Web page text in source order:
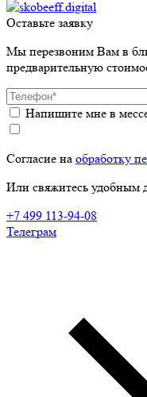
Оставьте заявку
Мы перезвоним Вам в
предварительную
Напишите мне в
Согласие на обработку
Или свяжитесь удобным
+7 499 113-94-08
Телеграм